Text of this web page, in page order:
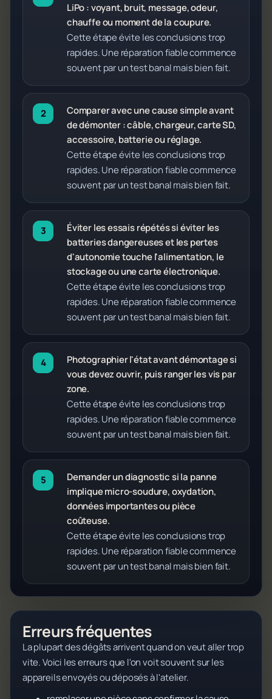
LiPo : voyant, bruit, message, odeur,
chauffe ou moment de la coupure.
Cette étape évite les conclusions trop
rapides. Une réparation fiable commence
souvent par un test banal mais bien fait.
Comparer avec une cause simple avant
de démonter : câble, chargeur, carte SD,
accessoire, batterie ou réglage.
Cette étape évite les conclusions trop
rapides. Une réparation fiable commence
souvent par un test banal mais bien fait.
Éviter les essais répétés si éviter les
batteries dangereuses et les pertes
d'autonomie touche l'alimentation, le
stockage ou une carte électronique.
Cette étape évite les conclusions trop
rapides. Une réparation fiable commence
souvent par un test banal mais bien fait.
Photographier l'état avant démontage si
vous devez ouvrir, puis ranger les vis par
zone.
Cette étape évite les conclusions trop
rapides. Une réparation fiable commence
souvent par un test banal mais bien fait.
Demander un diagnostic si la panne
implique micro-soudure, oxydation,
données importantes ou pièce
coûteuse.
Cette étape évite les conclusions trop
rapides. Une réparation fiable commence
souvent par un test banal mais bien fait.
Erreurs fréquentes
La plupart des dégâts arrivent quand on veut aller trop
vite. Voici les erreurs que l'on voit souvent sur les
appareils envoyés ou déposés à l'atelier.